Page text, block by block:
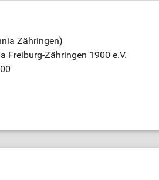
Zähringen)
Freiburg-Zähringen 1900 e.V.